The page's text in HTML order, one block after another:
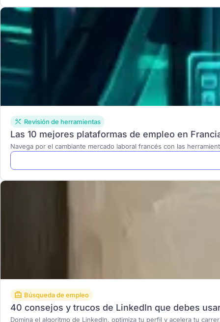
Revisión de herramientas
Las 10 mejores plataformas de empleo en
Navega por el cambiante mercado laboral francés con las
Búsqueda de empleo
40 consejos y trucos de LinkedIn que debes
Domina el algoritmo de LinkedIn, optimiza tu perfil y acelera tu